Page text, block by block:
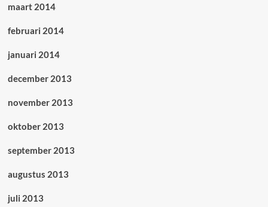
maart 2014
februari 2014
januari 2014
december 2013
november 2013
oktober 2013
september 2013
augustus 2013
juli 2013